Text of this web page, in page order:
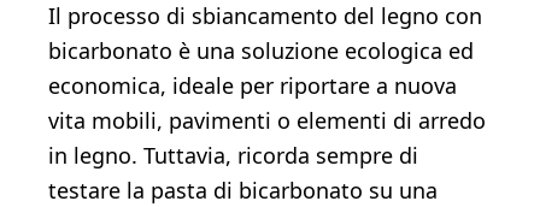
Il processo di sbiancamento del legno con
bicarbonato è una soluzione ecologica ed
economica, ideale per riportare a nuova
vita mobili, pavimenti o elementi di arredo
in legno. Tuttavia, ricorda sempre di
testare la pasta di bicarbonato su una